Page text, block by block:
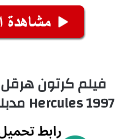
فيلم كرتون
Hercules 1997 مدبلج HD كامل